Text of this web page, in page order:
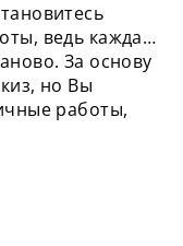
ведь каждая
За основу
но Вы
работы,
два